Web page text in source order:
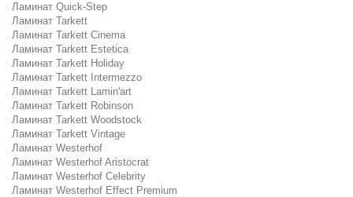
Ламинат Quick-Step
Ламинат Tarkett
Ламинат Tarkett Cinema
Ламинат Tarkett Estetica
Ламинат Tarkett Holiday
Ламинат Tarkett Intermezzo
Ламинат Tarkett Lamin'art
Ламинат Tarkett Robinson
Ламинат Tarkett Woodstock
Ламинат Tarkett Vintage
Ламинат Westerhof
Ламинат Westerhof Aristocrat
Ламинат Westerhof Celebrity
Ламинат Westerhof Effect Premium